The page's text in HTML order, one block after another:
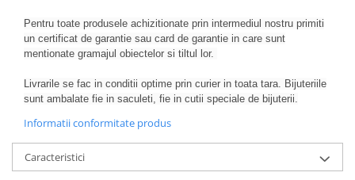
Pentru toate produsele achizitionate prin intermediul nostru primiti
un certificat de garantie sau card de garantie in care sunt
mentionate gramajul obiectelor si tiltul lor.
Livrarile se fac in conditii optime prin curier in toata tara. Bijuteriile
sunt ambalate fie in saculeti, fie in cutii speciale de bijuterii.
Informatii conformitate produs
Caracteristici